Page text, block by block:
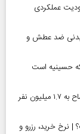
نفر با محدودیت عملکردی
ضد عطش و
که حسینیه است
آغاز رسمی برنامه‌های اربعین ۱۴۰۵ در مرز‌ها | ثبت‌نام سماح به ۱.۷ میلیون نفر
در سال ۱۴۰۵ چقدر است؟ | نرخ خرید، رزرو و